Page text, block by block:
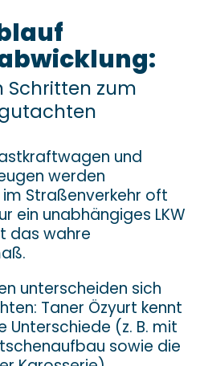
Schritten zum
und
werden
Straßenverkehr oft
ein unabhängiges LKW
das wahre
unterscheiden sich
Taner Özyurt kennt
Unterschiede (z. B. mit
sowie die